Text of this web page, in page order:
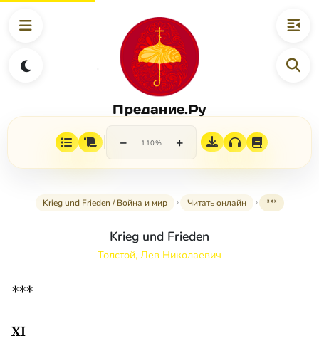
Предание.Ру
− 110% +
Krieg und Frieden / Война и мир Читать онлайн ***
Krieg und Frieden
Толстой, Лев Николаевич
***
XI